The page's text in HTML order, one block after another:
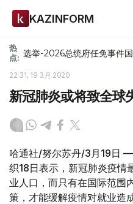
KAZINFORM
热
点: 选举-2026总统府任免事件
22:31, 19 3月 2020
新冠肺炎或将致全球
哈通社/努尔苏丹/3月19日
织18日表示，新冠肺炎疫
业人口，而只有在国际范围
策，才能缓解疫情对就业造